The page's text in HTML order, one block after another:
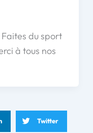
du sport
à tous nos
Twitter